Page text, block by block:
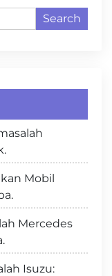
Search
Mobil
Mercedes
Isuzu: